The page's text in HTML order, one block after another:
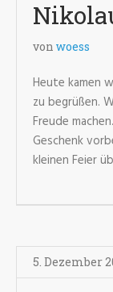
von woess
Heute kamen
zu begrüßen.
Freude
Geschenk
kleinen Feier
5. Dezember